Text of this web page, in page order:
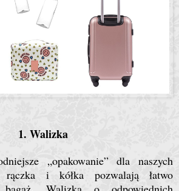
1. Walizka
„opakowanie” dla naszych
rączka i kółka pozwalają łatwo